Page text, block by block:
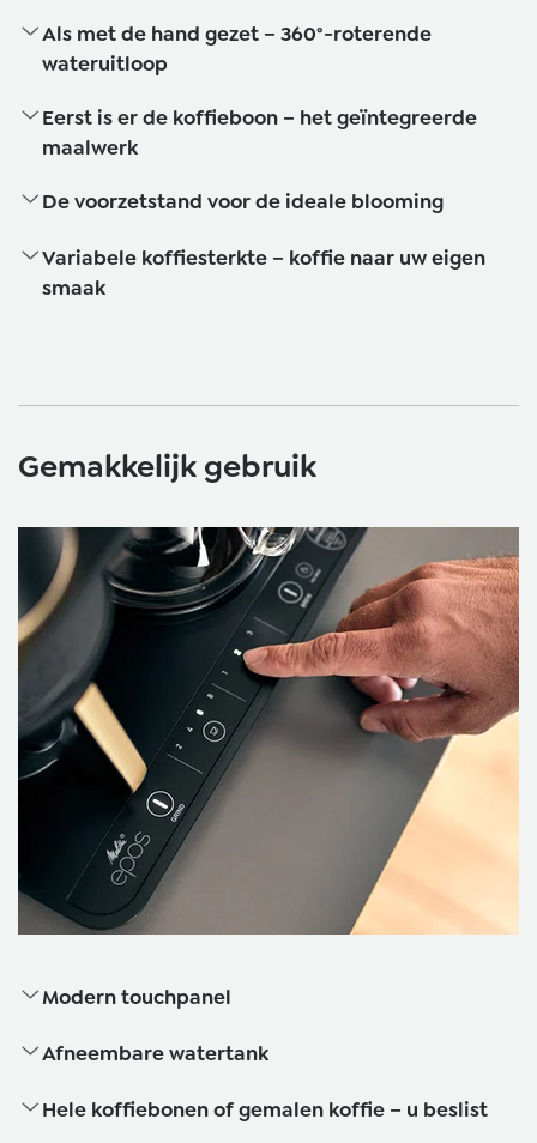
Als met de hand gezet – 360°-roterende
wateruitloop
Eerst is er de koffieboon – het geïntegreerde
maalwerk
De voorzetstand voor de ideale blooming
Variabele koffiesterkte – koffie naar uw eigen
smaak
Gemakkelijk gebruik
Modern touchpanel
Afneembare watertank
Hele koffiebonen of gemalen koffie – u beslist